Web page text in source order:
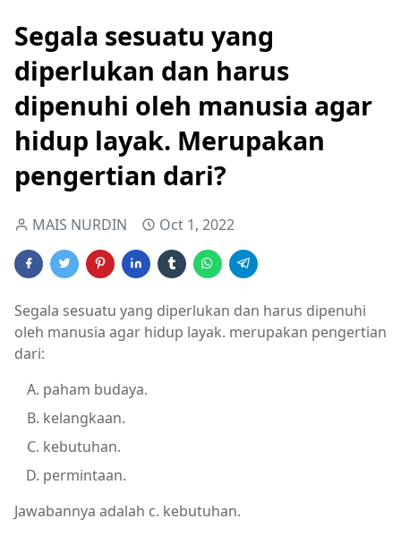
Segala sesuatu yang
diperlukan dan harus
dipenuhi oleh manusia agar
hidup layak. Merupakan
pengertian dari?
MAIS NURDIN Oct 1, 2022
Segala sesuatu yang diperlukan dan harus dipenuhi
oleh manusia agar hidup layak. merupakan pengertian
dari:
paham budaya.
kelangkaan.
kebutuhan.
permintaan.
Jawabannya adalah c. kebutuhan.